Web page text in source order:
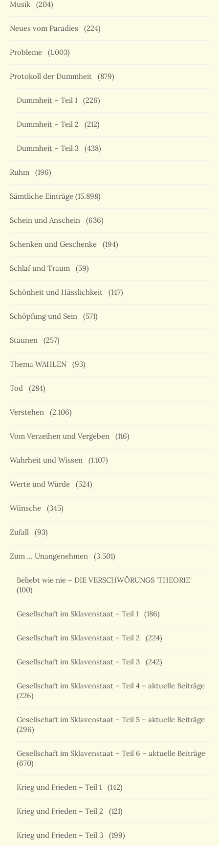
Musik (204)
Neues vom Paradies (224)
Probleme (1.003)
Protokoll der Dummheit (879)
Dummheit – Teil 1 (226)
Dummheit – Teil 2 (212)
Dummheit – Teil 3 (438)
Ruhm (196)
Sämtliche Einträge (15.898)
Schein und Anschein (636)
Schenken und Geschenke (194)
Schlaf und Traum (59)
Schönheit und Hässlichkeit (147)
Schöpfung und Sein (571)
Staunen (257)
Thema WAHLEN (93)
Tod (284)
Verstehen (2.106)
Vom Verzeihen und Vergeben (116)
Wahrheit und Wissen (1.107)
Werte und Würde (524)
Wünsche (345)
Zufall (93)
Zum … Unangenehmen (3.501)
Beliebt wie nie – DIE VERSCHWÖRUNGS 'THEORIE'
(100)
Gesellschaft im Sklavenstaat – Teil 1 (186)
Gesellschaft im Sklavenstaat – Teil 2 (224)
Gesellschaft im Sklavenstaat – Teil 3 (242)
Gesellschaft im Sklavenstaat – Teil 4 – aktuelle Beiträge
(226)
Gesellschaft im Sklavenstaat – Teil 5 – aktuelle Beiträge
(296)
Gesellschaft im Sklavenstaat – Teil 6 – aktuelle Beiträge
(670)
Krieg und Frieden – Teil 1 (142)
Krieg und Frieden – Teil 2 (121)
Krieg und Frieden – Teil 3 (199)